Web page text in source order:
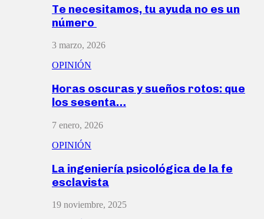
Te necesitamos, tu ayuda no es un
número
3 marzo, 2026
OPINIÓN
Horas oscuras y sueños rotos: que
los sesenta…
7 enero, 2026
OPINIÓN
La ingeniería psicológica de la fe
esclavista
19 noviembre, 2025